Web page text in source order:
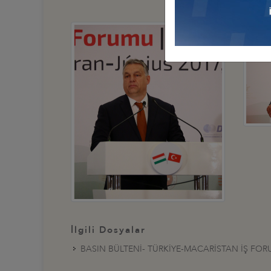
İlgili Dosyalar
BASIN BÜLTENİ- TÜRKİYE-MACARİSTAN İŞ